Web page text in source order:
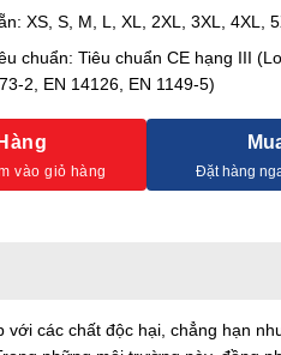
XS, S, M, L, XL, 2XL, 3XL, 4XL,
chuẩn: Tiêu chuẩn CE hạng III
2, EN 14126, EN 1149-5)
với các chất độc hại, chẳng hạn